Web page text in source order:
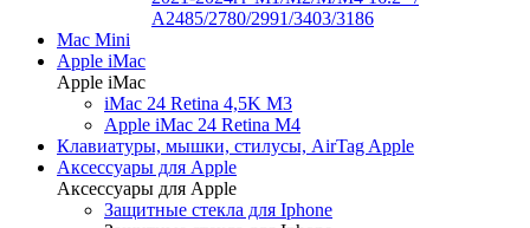
А2485/2780/2991/3403/3186
Mac Mini
Apple iMac
Apple iMac
iMac 24 Retina 4,5K M3
Apple iMac 24 Retina M4
Клавиатуры, мышки, стилусы, AirTag Apple
Аксессуары для Apple
Аксессуары для Apple
Защитные стекла для Iphone